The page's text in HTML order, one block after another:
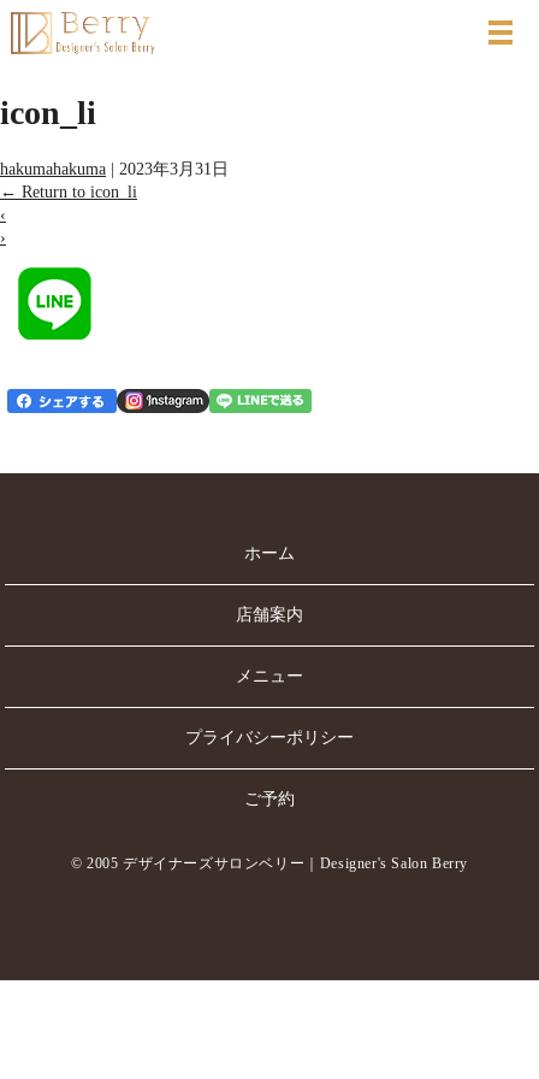
icon_li
hakumahakuma
2023年3月31日
← Return to icon_li
‹
›
ホーム
店舗案内
メニュー
プライバシーポリシー
ご予約
© 2005 デザイナーズサロンベリー｜Designer's Salon Berry